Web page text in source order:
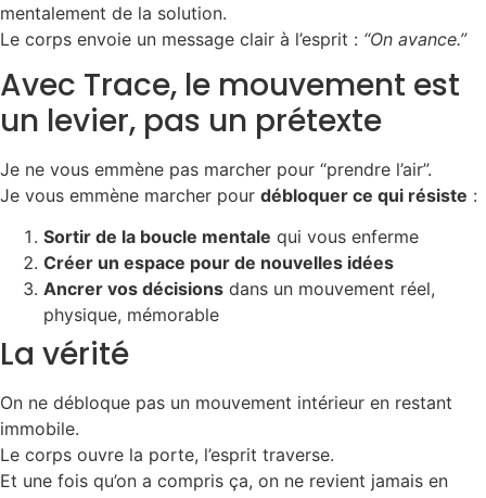
mentalement de la solution.
Le corps envoie un message clair à l’esprit : “On avance.”
Avec Trace, le mouvement est
un levier, pas un prétexte
Je ne vous emmène pas marcher pour “prendre l’air”.
Je vous emmène marcher pour débloquer ce qui résiste :
Sortir de la boucle mentale qui vous enferme
Créer un espace pour de nouvelles idées
Ancrer vos décisions dans un mouvement réel,
physique, mémorable
La vérité
On ne débloque pas un mouvement intérieur en restant
immobile.
Le corps ouvre la porte, l’esprit traverse.
Et une fois qu’on a compris ça, on ne revient jamais en